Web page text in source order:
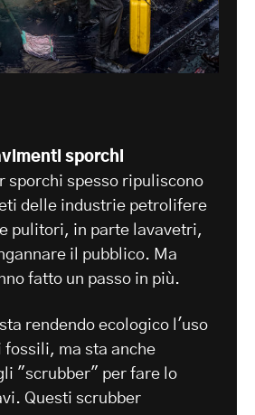
sporchi
sporchi spesso ripuliscono
delle industrie petrolifere
pulitori, in parte lavavetri,
il pubblico. Ma
fatto un passo in più.
rendendo ecologico l'uso
ma sta anche
"scrubber" per fare lo
Questi scrubber